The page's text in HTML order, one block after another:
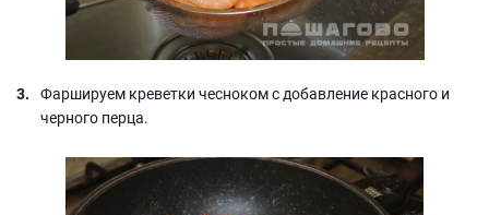
Фаршируем креветки чесноком с добавление красного и
черного перца.